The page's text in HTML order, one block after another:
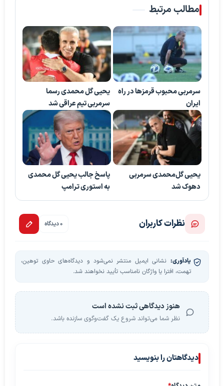
مطالب مرتبط
سرمربی محبوب قرمزها در راه
ایران
یحیی گل محمدی رسما
سرمربی تیم عراقی شد
یحیی گل‌محمدی سرمربی
دهوک شد
پاسخ جالب یحیی گل محمدی
به استوری ترامپ
نظرات کاربران 0 دیدگاه
یادآوری: نشانی ایمیل منتشر نمی‌شود و دیدگاه‌های حاوی توهین،
تهمت، افترا یا واژگان نامناسب تأیید نخواهند شد.
هنوز دیدگاهی ثبت نشده است
نظر شما می‌تواند شروع یک گفت‌وگوی سازنده باشد.
دیدگاهتان را بنویسید